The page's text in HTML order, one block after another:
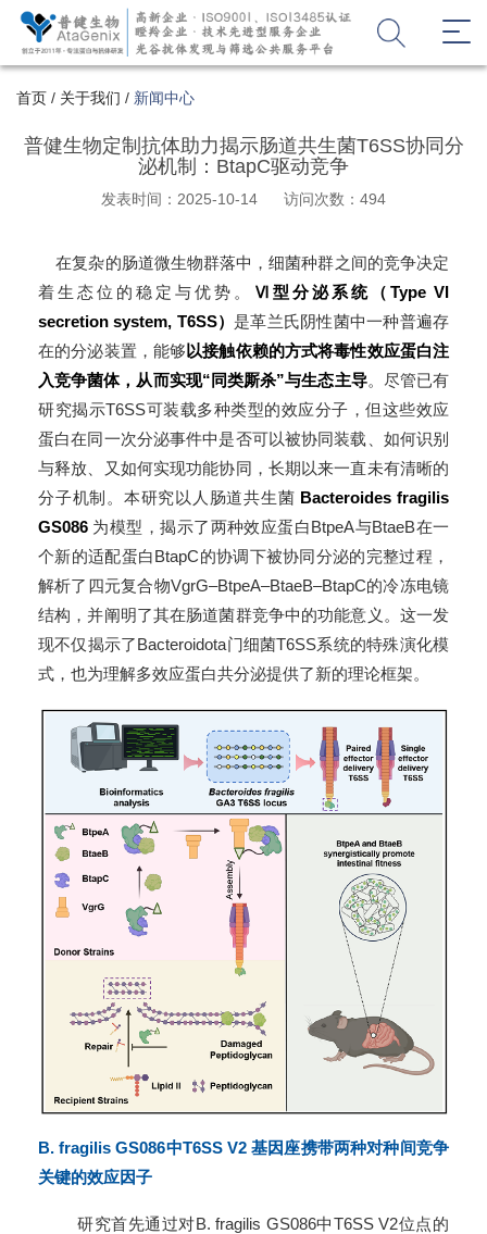
首页 / 关于我们 / 新闻中心
普健生物定制抗体助力揭示肠道共生菌T6SS协同分
泌机制：BtapC驱动竞争
发表时间：2025-10-14 访问次数：494
在复杂的肠道微生物群落中，细菌种群之间的竞争决定
着生态位的稳定与优势。
Ⅵ型分泌系统（Type VI
secretion system, T6SS） 是革兰氏阴性菌中一种普遍存
在的分泌装置，能够 以接触依赖的方式将毒性效应蛋白注
入竞争菌体，从而实现“同类厮杀”与生态主导。尽管已有
研究揭示T6SS可装载多种类型的效应分子，但这些效应
蛋白在同一次分泌事件中是否可以被协同装载、如何识别
与释放、又如何实现功能协同，长期以来一直未有清晰的
分子机制。本研究以人肠道共生菌 Bacteroides fragilis
GS086 为模型，揭示了两种效应蛋白BtpeA与BtaeB在一
个新的适配蛋白BtapC的协调下被协同分泌的完整过程，
解析了四元复合物VgrG–BtpeA–BtaeB–BtapC的冷冻电镜
结构，并阐明了其在肠道菌群竞争中的功能意义。这一发
现不仅揭示了Bacteroidota门细菌T6SS系统的特殊演化模
式，也为理解多效应蛋白共分泌提供了新的理论框架。
B. fragilis GS086中T6SS V2 基因座携带两种对种间竞争
关键的效应因子
研究首先通过对B. fragilis GS086中T6SS V2位点的